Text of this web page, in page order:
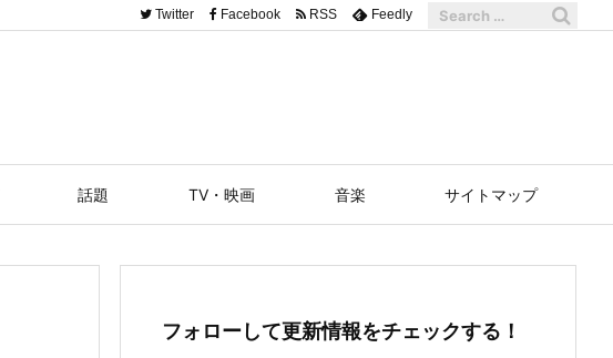
話題 TV・映画 音楽 サイトマップ
Twitter Facebook RSS Feedly
フォローして更新情報をチェックする！